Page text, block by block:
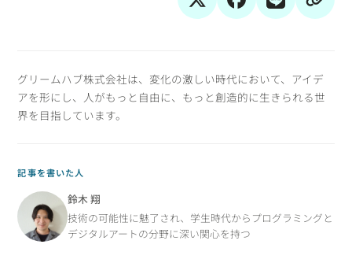
グリームハブ株式会社は、変化の激しい時代において、アイデ
アを形にし、人がもっと自由に、もっと創造的に生きられる世
界を目指しています。
記事を書いた人
鈴木 翔
技術の可能性に魅了され、学生時代からプログラミングと
デジタルアートの分野に深い関心を持つ